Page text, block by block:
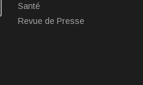
Santé
Revue de Presse